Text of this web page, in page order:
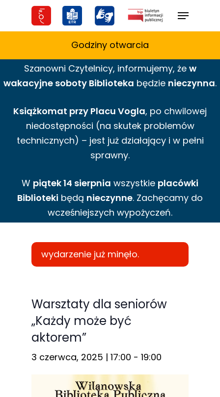
Menu
Godziny otwarcia
Szanowni Czytelnicy, informujemy, że w
wakacyjne soboty Biblioteka będzie nieczynna.
Książkomat przy Placu Vogla, po chwilowej
niedostępności (na skutek problemów
technicznych) – jest już działający i w pełni
sprawny.
W piątek 14 sierpnia wszystkie placówki
Biblioteki będą nieczynne. Zachęcamy do
wcześniejszych wypożyczeń.
wydarzenie już minęło.
Warsztaty dla seniorów
„Każdy może być
aktorem”
3 czerwca, 2025 | 17:00 - 19:00
Te pliki cookie
nie są
opcjonalne. Są
one potrzebne
funkcjonowania
internetowej.